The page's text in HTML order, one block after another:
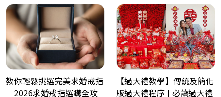
教你輕鬆挑選完美求婚戒指
｜2026求婚戒指選購全攻
【過大禮教學】傳統及簡化
版過大禮程序 | 必讀過大禮